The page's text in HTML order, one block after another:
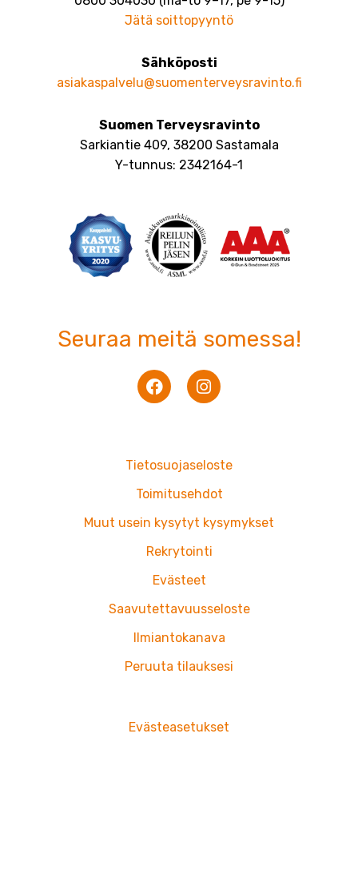
Jätä soittopyyntö
Sähköposti
asiakaspalvelu@suomenterveysravinto.fi
Suomen Terveysravinto
Sarkiantie 409, 38200 Sastamala
Y-tunnus: 2342164-1
Seuraa meitä somessa!
F
a
o
k
I
n
g
a
Tietosuojaseloste
Toimitusehdot
Muut usein kysytyt kysymykset
Rekrytointi
Evästeet
Saavutettavuusseloste
Ilmiantokanava
Peruuta tilauksesi
Evästeasetukset